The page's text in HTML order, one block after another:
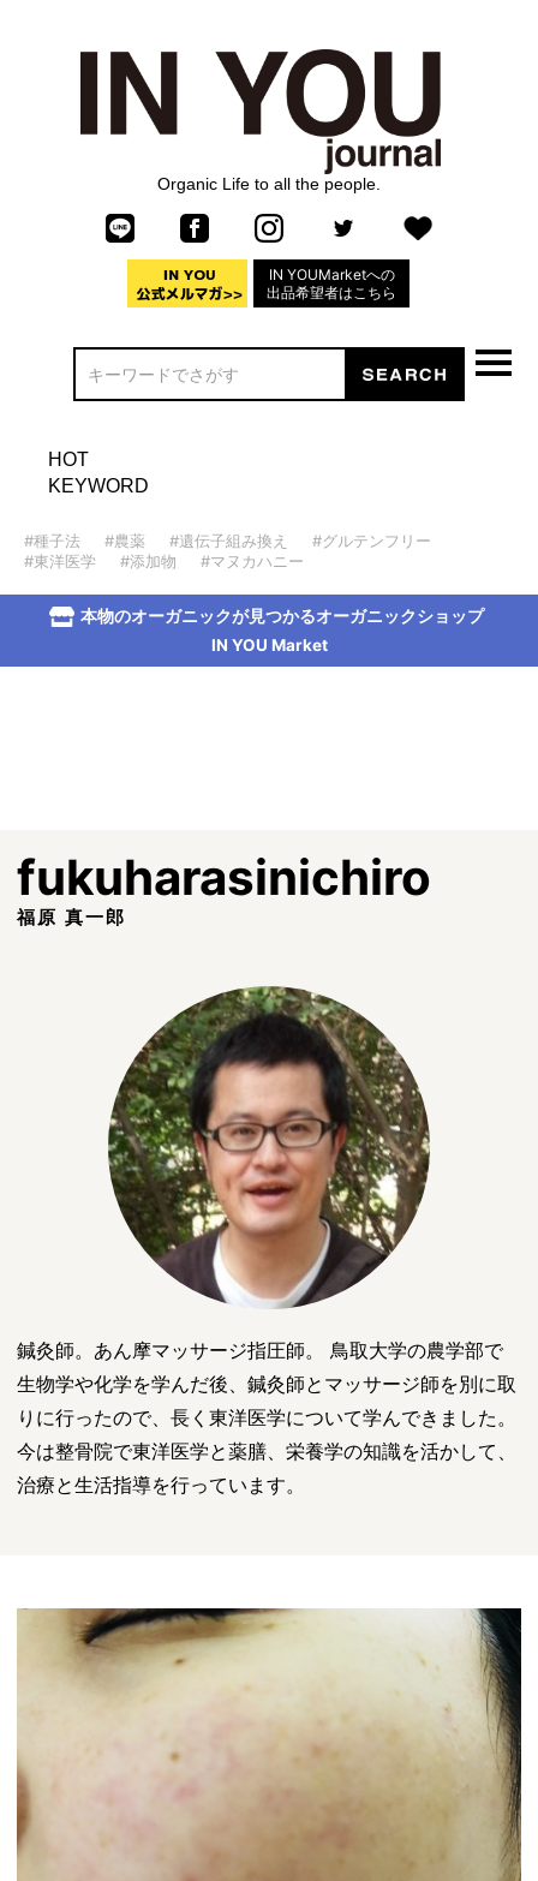
Organic Life to all the people.
IN YOUMarketへの
出品希望者はこちら
HOT
KEYWORD
#種子法 #農薬 #遺伝子組み換え
#グルテンフリー
#東洋医学
#添加物 #マヌカハニー
本物のオーガニックが見つかるオーガニックショップ
IN YOU Market
fukuharasinichiro
福原 真一郎
鍼灸師。あん摩マッサージ指圧師。 鳥取大学の農学部で
生物学や化学を学んだ後、鍼灸師とマッサージ師を別に取
りに行ったので、長く東洋医学について学んできました。
今は整骨院で東洋医学と薬膳、栄養学の知識を活かして、
治療と生活指導を行っています。